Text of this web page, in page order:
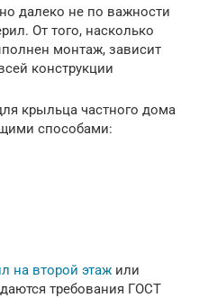
далеко не по важности
От того, насколько
монтаж, зависит
конструкции
крыльца частного дома
способами:
на второй этаж или
требования ГОСТ